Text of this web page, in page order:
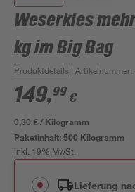
Weserkies
kg im Big Bag
Produktdetails | Artikelnummer:
149,99 €
0,30 € / Kilogramm
Paketinhalt:500 Kilogramm
inkl. 19% MwSt.
Lieferung